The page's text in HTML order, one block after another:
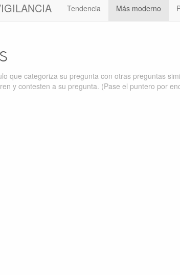
Tendencia Más moderno
que categoriza su pregunta con otras preguntas
y contesten a su pregunta. (Pase el puntero por